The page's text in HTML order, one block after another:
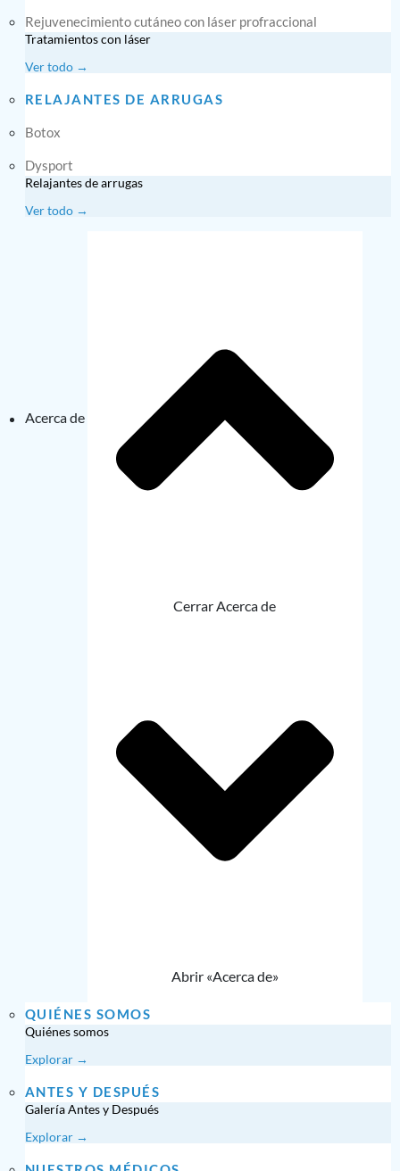
Rejuvenecimiento cutáneo con láser profraccional
Tratamientos con láser
Ver todo →
RELAJANTES DE ARRUGAS
Botox
Dysport
Relajantes de arrugas
Ver todo →
Acerca de
Cerrar Acerca de
Abrir «Acerca de»
QUIÉNES SOMOS
Quiénes somos
Explorar →
ANTES Y DESPUÉS
Galería Antes y Después
Explorar →